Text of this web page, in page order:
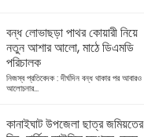
বন্ধ লোভাছড়া পাথর কোয়ারী নিয়ে
নতুন আশার আলো, মাঠে ডিএমডি
পরিচালক
নিজস্ব প্রতিবেদক : দীর্ঘদিন বন্ধ থাকার পর আবারও
আলোচনার...
কানাইঘাট উপজেলা ছাত্র জমিয়তের